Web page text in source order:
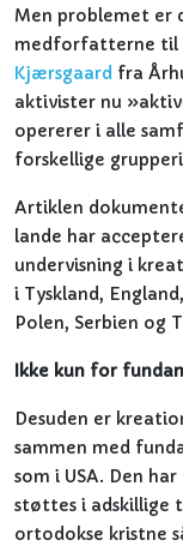
Men problemet er
medforfatterne til
Kjærsgaard fra
aktivister nu
opererer i alle
forskellige
Artiklen
lande har
undervisning i
i Tyskland,
Polen, Serbien og
Ikke kun for
Desuden er
sammen med
som i USA. Den
støttes i adskillige
ortodokse kristne